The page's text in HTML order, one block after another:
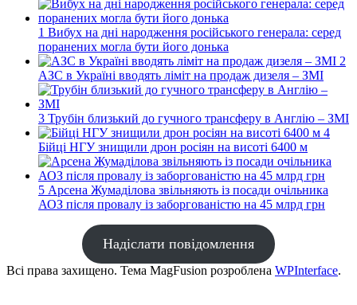
1 Вибух на дні народження російського генерала: серед
поранених могла бути його донька
2
АЗС в Україні вводять ліміт на продаж дизеля – ЗМІ
3 Трубін близький до гучного трансферу в Англію – ЗМІ
4
Бійці НГУ знищили дрон росіян на висоті 6400 м
5 Арсена Жумаділова звільняють із посади очільника
АОЗ після провалу із заборгованістю на 45 млрд грн
Надіслати повідомлення
Всі права захищено. Тема MagFusion розроблена WPInterface.